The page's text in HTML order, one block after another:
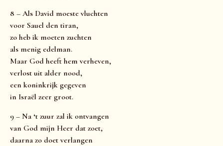
8 – Als David moeste vluchten
voor Sauel den tiran,
zo heb ik moeten zuchten
als menig edelman.
Maar God heeft hem verheven,
verlost uit alder nood,
een koninkrijk gegeven
in Israël zeer groot.
9 – Na ‘t zuur zal ik ontvangen
van God mijn Heer dat zoet,
daarna zo doet verlangen